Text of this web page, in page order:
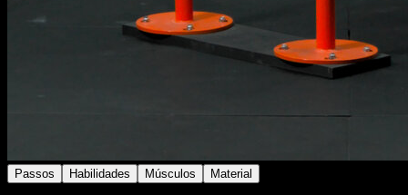
Passos Habilidades Músculos Material